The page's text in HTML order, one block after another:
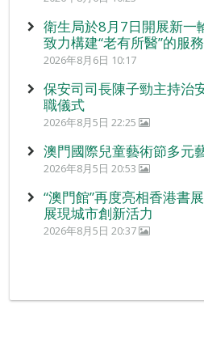
衛生局於8月7日開展新一
致力構建“老有所醫”的服
2026年8月6日 10:17
保安司司長陳子勁主持治
職儀式
2026年8月5日 22:25
澳門國際兒童藝術節多元
2026年8月5日 20:53
“澳門館”再度亮相香港書
展現城市創新活力
2026年8月5日 20:37